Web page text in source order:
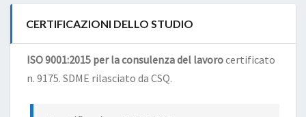
CERTIFICAZIONI DELLO STUDIO
ISO 9001:2015 per la consulenza del lavorocertificato
n. 9175. SDME rilasciato da CSQ.